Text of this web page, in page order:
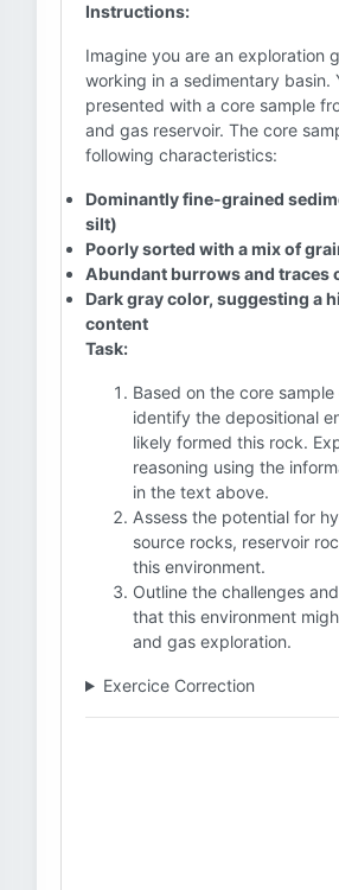
Instructions:
Imagine you are an exploration
working in a sedimentary basin.
presented with a core sample
and gas reservoir. The core
following characteristics:
Dominantly fine-grained
silt)
Poorly sorted with a mix of
Abundant burrows and traces
Dark gray color, suggesting a
content
Task:
Based on the core
identify the depositional
likely formed this rock.
reasoning using the
in the text above.
Assess the potential for
source rocks, reservoir
this environment.
Outline the challenges
that this environment
and gas exploration.
Exercice Correction